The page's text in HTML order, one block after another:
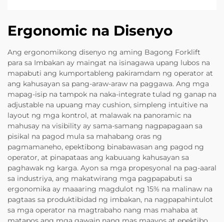
Ergonomic na Disenyo
Ang ergonomikong disenyo ng aming Bagong Forklift
para sa Imbakan ay maingat na isinagawa upang lubos na
mapabuti ang kumportableng pakiramdam ng operator at
ang kahusayan sa pang-araw-araw na paggawa. Ang mga
mapag-isip na tampok na naka-integrate tulad ng ganap na
adjustable na upuang may cushion, simpleng intuitive na
layout ng mga kontrol, at malawak na panoramic na
mahusay na visibility ay sama-samang nagpapagaan sa
pisikal na pagod mula sa mahabang oras ng
pagmamaneho, epektibong binabawasan ang pagod ng
operator, at pinapataas ang kabuuang kahusayan sa
paghawak ng karga. Ayon sa mga propesyonal na pag-aaral
sa industriya, ang makatwirang mga pagpapabuti sa
ergonomika ay maaaring magdulot ng 15% na malinaw na
pagtaas sa produktibidad ng imbakan, na nagpapahintulot
sa mga operator na magtrabaho nang mas mahaba at